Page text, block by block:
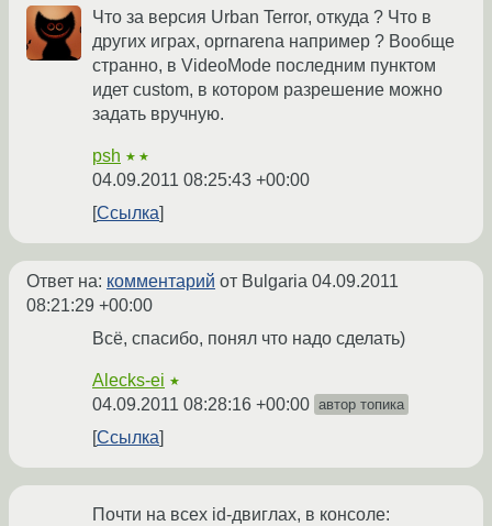
Что за версия Urban Terror, откуда ? Что в
других играх, oprnarena например ? Вообще
странно, в VideoMode последним пунктом
идет custom, в котором разрешение можно
задать вручную.
psh ★★
04.09.2011 08:25:43 +00:00
Ссылка
Ответ на: комментарий от Bulgaria 04.09.2011
08:21:29 +00:00
Всё, спасибо, понял что надо сделать)
Alecks-ei ★
04.09.2011 08:28:16 +00:00 автор топика
Ссылка
Почти на всех id-двиглах, в консоле: